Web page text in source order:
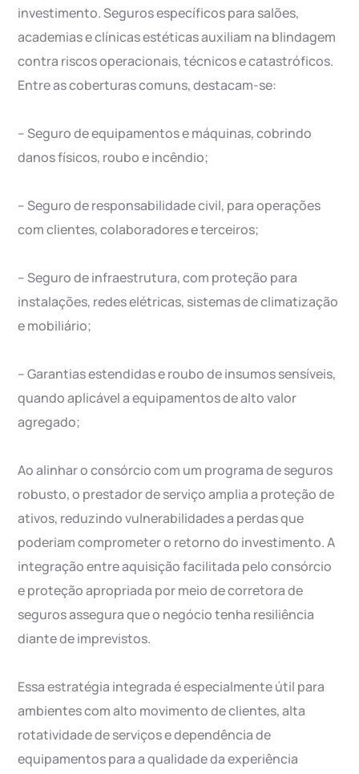
investimento. Seguros específicos para salões,
academias e clínicas estéticas auxiliam na blindagem
contra riscos operacionais, técnicos e catastróficos.
Entre as coberturas comuns, destacam-se:
– Seguro de equipamentos e máquinas, cobrindo
danos físicos, roubo e incêndio;
– Seguro de responsabilidade civil, para operações
com clientes, colaboradores e terceiros;
– Seguro de infraestrutura, com proteção para
instalações, redes elétricas, sistemas de climatização
e mobiliário;
– Garantias estendidas e roubo de insumos sensíveis,
quando aplicável a equipamentos de alto valor
agregado;
Ao alinhar o consórcio com um programa de seguros
robusto, o prestador de serviço amplia a proteção de
ativos, reduzindo vulnerabilidades a perdas que
poderiam comprometer o retorno do investimento. A
integração entre aquisição facilitada pelo consórcio
e proteção apropriada por meio de corretora de
seguros assegura que o negócio tenha resiliência
diante de imprevistos.
Essa estratégia integrada é especialmente útil para
ambientes com alto movimento de clientes, alta
rotatividade de serviços e dependência de
equipamentos para a qualidade da experiência